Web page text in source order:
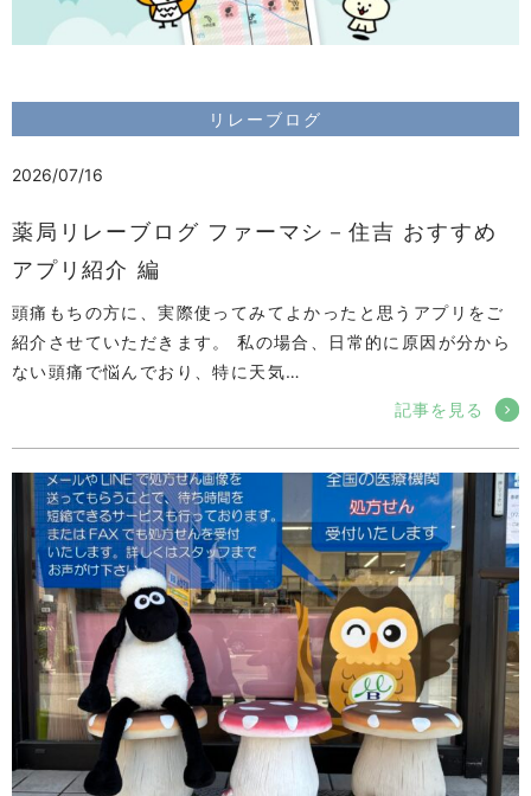
リレーブログ
2026/07/16
薬局リレーブログ ファーマシ－住吉 おすすめ
アプリ紹介 編
頭痛もちの方に、実際使ってみてよかったと思うアプリをご
紹介させていただきます。 私の場合、日常的に原因が分から
ない頭痛で悩んでおり、特に天気…
記事を見る